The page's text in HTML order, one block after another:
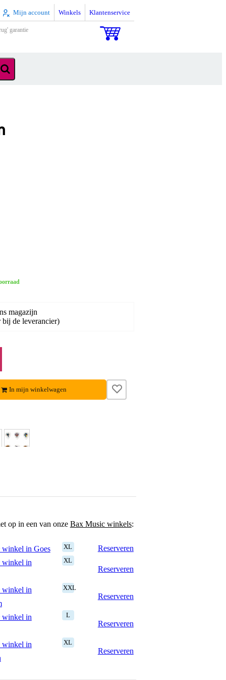
Mijn account Winkels Klantenservice
garantie
magazijn
bij de leverancier)
In mijn winkelwagen
op in een van onze Bax Music winkels:
in Goes XL
Reserveren
winkel in
XL
Reserveren
winkel in
XXL
Reserveren
winkel in
L
Reserveren
winkel in
XL
Reserveren